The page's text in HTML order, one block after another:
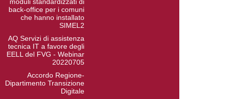
back-office per i comuni
che hanno installato
SIMEL2
AQ Servizi di assistenza
tecnica IT a favore degli
EELL del FVG - Webinar
20220705
Accordo Regione-
Dipartimento Transizione
Digitale